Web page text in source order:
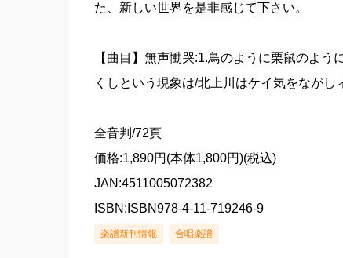
た、新しい世界を是非感じて下さい。
【曲目】無声慟哭:1.鳥のように栗鼠のよ
くしという現象は/北上川はケイ気をなが
全音判/72頁
価格:1,890円(本体1,800円)(税込)
JAN:4511005072382
ISBN:ISBN978-4-11-719246-9
楽譜新刊情報 合唱楽譜